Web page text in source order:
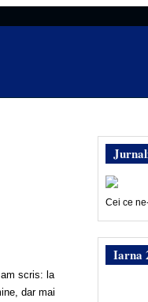
scris: la
dar mai
Cei ce
Iarna